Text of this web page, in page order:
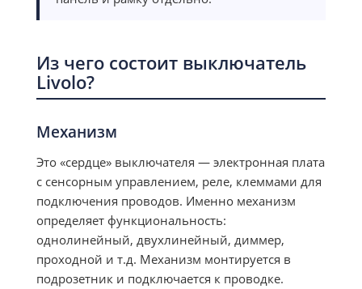
Из чего состоит выключатель
Livolo?
Механизм
Это «сердце» выключателя — электронная плата
с сенсорным управлением, реле, клеммами для
подключения проводов. Именно механизм
определяет функциональность:
однолинейный, двухлинейный, диммер,
проходной и т.д. Механизм монтируется в
подрозетник и подключается к проводке.